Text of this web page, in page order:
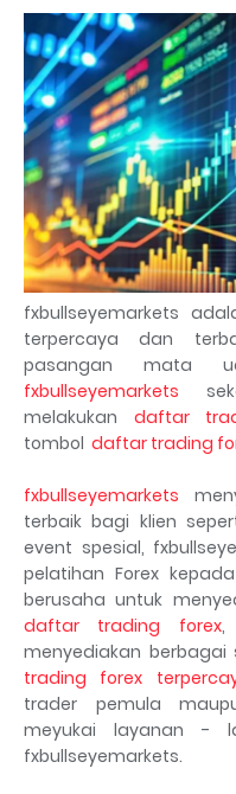
fxbullseyemarkets
terpercaya dan
pasangan mata
fxbullseyemarkets
melakukan daftar
tombol daftar trading
fxbullseyemarkets
terbaik bagi klien
event spesial,
pelatihan Forex
berusaha untuk
daftar trading forex,
menyediakan
trading forex
trader pemula
meyukai layanan -
fxbullseyemarkets.